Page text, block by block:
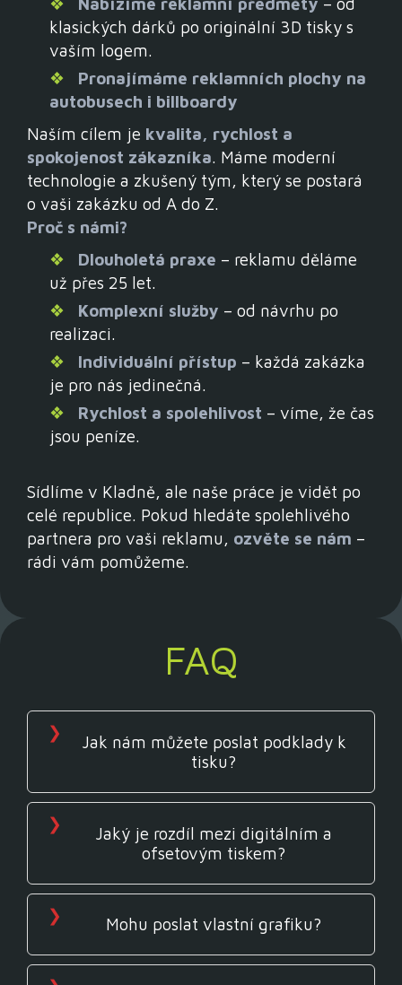
Přeměň své fotografie v umění snadno a rychle.
Nahráj svůj oblíbený snímek a my tvé dílo precizně
chci svůj rámeček
Reklamní plochy v busech PID Kladno
ceník ke stažení
klasických dárků po originální 3D tisky s
vaším logem.
Pronajímáme reklamních plochy na
autobusech i billboardy
Naším cílem je kvalita, rychlost a
spokojenost zákazníka. Máme moderní
technologie a zkušený tým, který se postará
o vaši zakázku od A do Z.​
Proč s námi?
Dlouholetá praxe – reklamu děláme
už přes 25 let.
Komplexní služby – od návrhu po
realizaci.
Individuální přístup – každá zakázka
je pro nás jedinečná.
Rychlost a spolehlivost – víme, že čas
jsou peníze.
Sídlíme v Kladně, ale naše práce je vidět po
celé republice. Pokud hledáte spolehlivého
partnera pro vaši reklamu, ozvěte se nám –
rádi vám pomůžeme.
FAQ
Jak nám můžete poslat podklady k
tisku?
Jaký je rozdíl mezi digitálním a
ofsetovým tiskem?
Mohu poslat vlastní grafiku?